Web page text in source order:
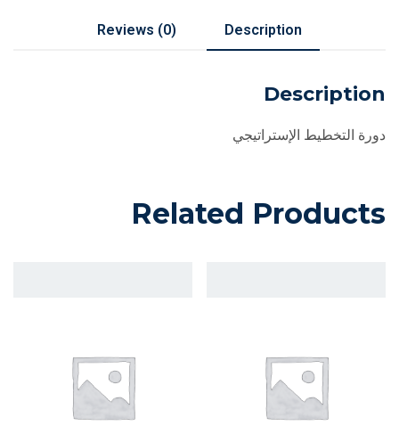
Description
Reviews (0)
Description
دورة التخطيط الإستراتيجي
Related Products